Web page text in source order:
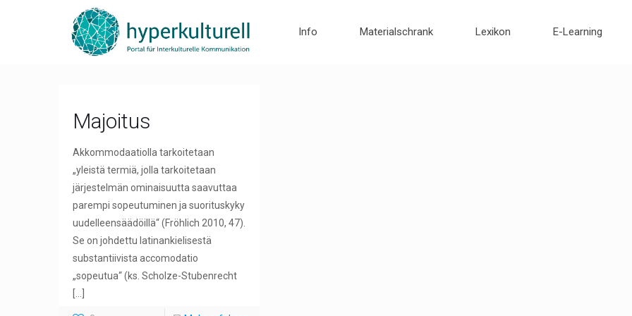
Info Materialschrank Lexikon E-Learning
Majoitus
Akkommodaatiolla tarkoitetaan
„yleistä termiä, jolla tarkoitetaan
järjestelmän ominaisuutta saavuttaa
parempi sopeutuminen ja suorituskyky
uudelleensäädöillä“ (Fröhlich 2010, 47).
Se on johdettu latinankielisestä
substantiivista accomodatio
„sopeutua“ (ks. Scholze-Stubenrecht